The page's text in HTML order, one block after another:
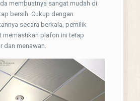
membuatnya sangat mudah di
bersih. Cukup dengan
secara berkala, pemilik
memastikan plafon ini tetap
dan menawan.